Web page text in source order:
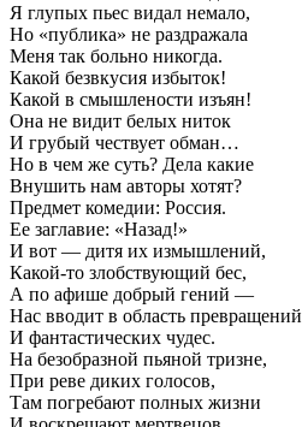
Я глупых пьес видал немало,
Но «публика» не раздражала
Меня так больно никогда.
Какой безвкусия избыток!
Какой в смышлености изъян!
Она не видит белых ниток
И грубый чествует обман…
Но в чем же суть? Дела какие
Внушить нам авторы хотят?
Предмет комедии: Россия.
Ее заглавие: «Назад!»
И вот — дитя их измышлений,
Какой-то злобствующий бес,
А по афише добрый гений —
Нас вводит в область превращений
И фантастических чудес.
На безобразной пьяной тризне,
При реве диких голосов,
Там погребают полных жизни